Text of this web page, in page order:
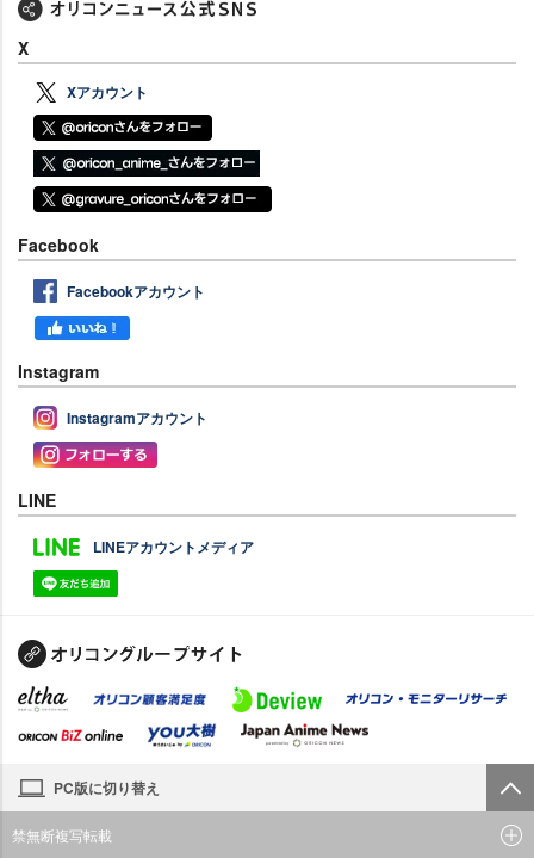
X
Xアカウント
Facebook
Facebookアカウント
Instagram
Instagramアカウント
LINE
LINEアカウントメディア
PC版に切り替え
禁無断複写転載